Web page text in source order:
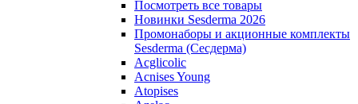
Посмотреть все товары
Новинки Sesderma 2026
Промонаборы и акционные комплекты
Sesderma (Сесдерма)
Acglicolic
Acnises Young
Atopises